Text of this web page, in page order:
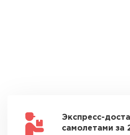
Экспресс-
самолетами за